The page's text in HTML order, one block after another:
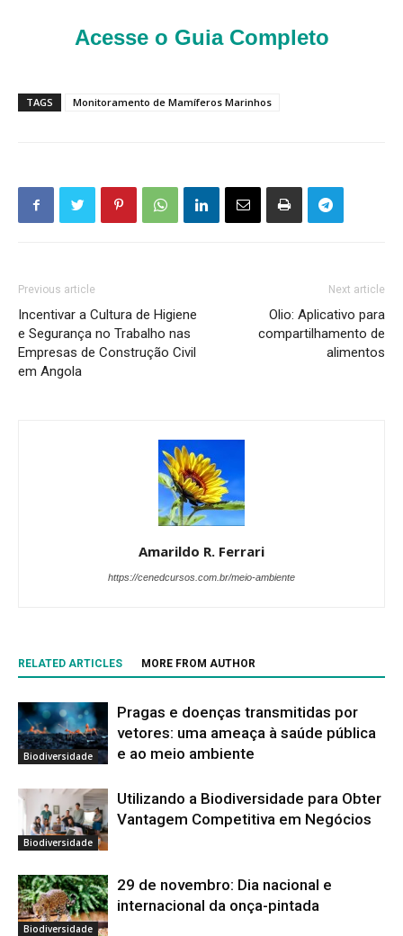
Acesse o Guia Completo
TAGS Monitoramento de Mamíferos Marinhos
Previous article
Incentivar a Cultura de Higiene
e Segurança no Trabalho nas
Empresas de Construção Civil
em Angola
Next article
Olio: Aplicativo para
compartilhamento de
alimentos
Amarildo R. Ferrari
https://cenedcursos.com.br/meio-ambiente
RELATED ARTICLES MORE FROM AUTHOR
Biodiversidade
Pragas e doenças transmitidas por
vetores: uma ameaça à saúde pública
e ao meio ambiente
Biodiversidade
Utilizando a Biodiversidade para Obter
Vantagem Competitiva em Negócios
Biodiversidade
29 de novembro: Dia nacional e
internacional da onça-pintada